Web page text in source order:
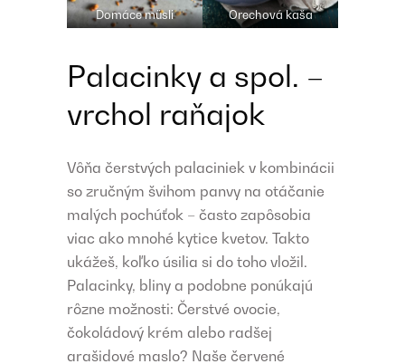
Domáce müsli Orechová kaša
Palacinky a spol. –
vrchol raňajok
Vôňa čerstvých palaciniek v kombinácii
so zručným švihom panvy na otáčanie
malých pochúťok – často zapôsobia
viac ako mnohé kytice kvetov. Takto
ukážeš, koľko úsilia si do toho vložil.
Palacinky, bliny a podobne ponúkajú
rôzne možnosti: Čerstvé ovocie,
čokoládový krém alebo radšej
arašidové maslo? Naše červené